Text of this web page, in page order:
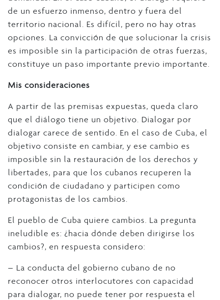
de un esfuerzo inmenso, dentro y fuera del
territorio nacional. Es difícil, pero no hay otras
opciones. La convicción de que solucionar la crisis
es imposible sin la participación de otras fuerzas,
constituye un paso importante previo importante.
Mis consideraciones
A partir de las premisas expuestas, queda claro
que el diálogo tiene un objetivo. Dialogar por
dialogar carece de sentido. En el caso de Cuba, el
objetivo consiste en cambiar, y ese cambio es
imposible sin la restauración de los derechos y
libertades, para que los cubanos recuperen la
condición de ciudadano y participen como
protagonistas de los cambios.
El pueblo de Cuba quiere cambios. La pregunta
ineludible es: ¿hacia dónde deben dirigirse los
cambios?, en respuesta considero:
– La conducta del gobierno cubano de no
reconocer otros interlocutores con capacidad
para dialogar, no puede tener por respuesta el